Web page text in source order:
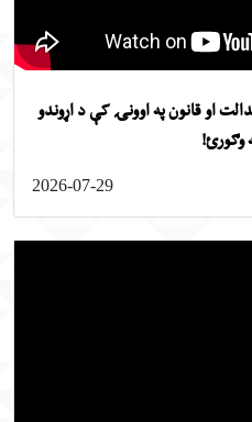
قانون په اوونۍ کې د اړوندو
2026-07-29